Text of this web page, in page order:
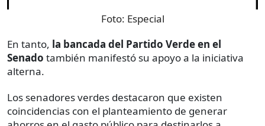
Foto: Especial
En tanto, la bancada del Partido Verde en el
Senado también manifestó su apoyo a la iniciativa
alterna.
Los senadores verdes destacaron que existen
coincidencias con el planteamiento de generar